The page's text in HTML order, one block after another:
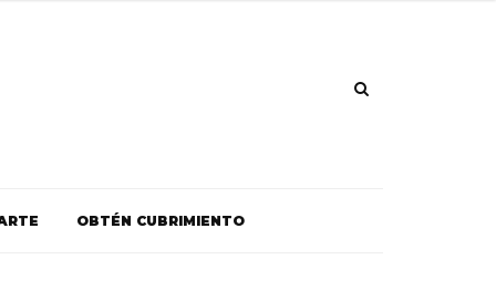
OBTÉN CUBRIMIENTO